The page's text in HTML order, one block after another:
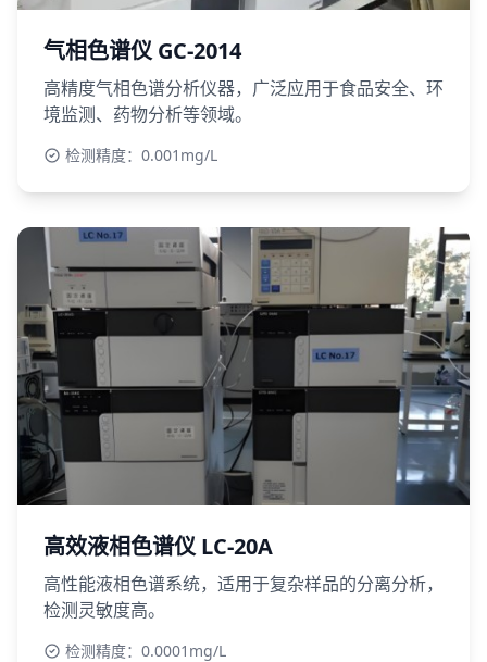
气相色谱仪 GC-2014
高精度气相色谱分析仪器，广泛应用于食品安全、环
境监测、药物分析等领域。
检测精度：0.001mg/L
高效液相色谱仪 LC-20A
高性能液相色谱系统，适用于复杂样品的分离分析，
检测灵敏度高。
检测精度：0.0001mg/L